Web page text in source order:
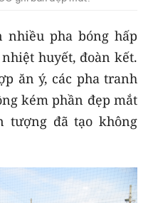
nhiều pha bóng hấp
huyết, đoàn kết.
ăn ý, các pha tranh
kém phần đẹp mắt
tượng đã tạo không